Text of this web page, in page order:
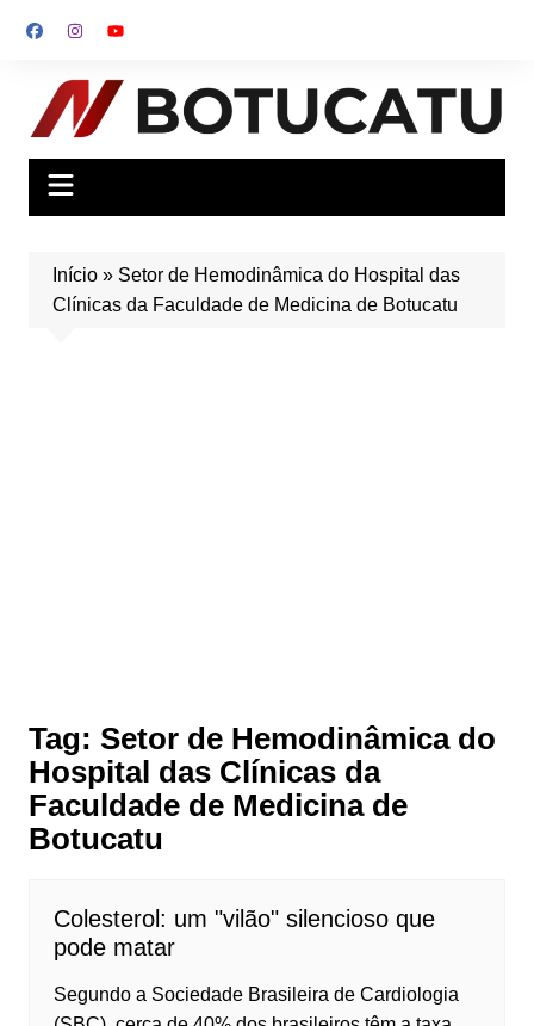
para
conteúdo
Início» Setor de Hemodinâmica do Hospital das
Clínicas da Faculdade de Medicina de Botucatu
Tag: Setor de Hemodinâmica do
Hospital das Clínicas da
Faculdade de Medicina de
Botucatu
Colesterol: um "vilão" silencioso que
pode matar
Segundo a Sociedade Brasileira de Cardiologia